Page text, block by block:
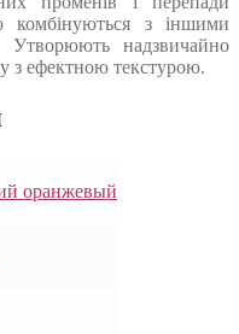
комбінуються з іншими
Утворюють надзвичайно
з ефектною текстурою.
оранжевый